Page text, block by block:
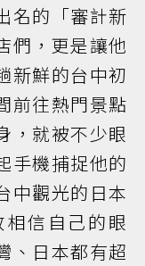
名的「審計新
們，更是讓他
新鮮的台中初
前往熱門景點
，就被不少眼
手機捕捉他的
中觀光的日本
信自己的眼
、日本都有超